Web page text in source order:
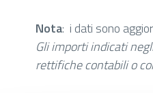
Nota: i dati sono
Gli importi indicati
rettifiche contabili o